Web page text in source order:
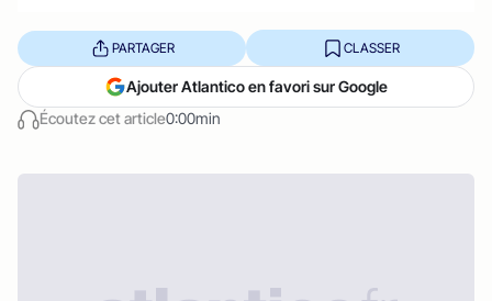
Écoutez cet article0:00min
PARTAGER CLASSER
Ajouter Atlantico en favori sur Google